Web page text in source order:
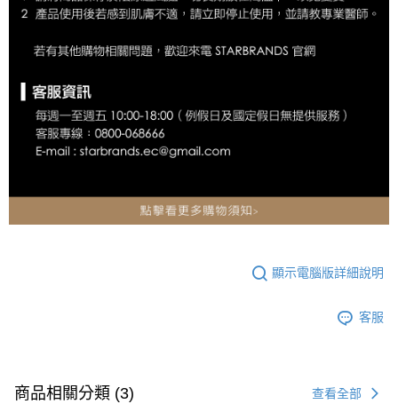
顯示電腦版詳細說明
客服
商品相關分類 (3) 查看全部